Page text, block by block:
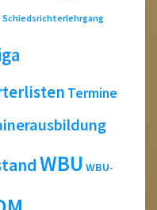
Schiedsrichterlehrgang
Termine
WBU WBU-